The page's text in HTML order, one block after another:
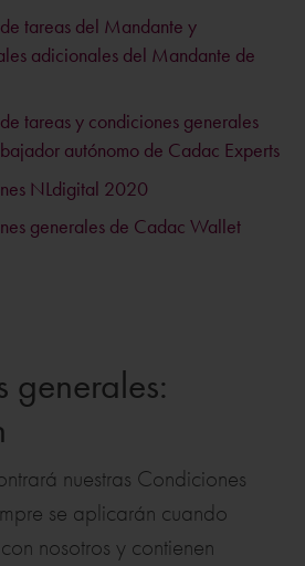
tareas del Mandante y
adicionales del Mandante de
tareas y condiciones generales
autónomo de Cadac Experts
NLdigital 2020
generales de Cadac Wallet
generales:
nuestras Condiciones
se aplicarán cuando
nosotros y contienen